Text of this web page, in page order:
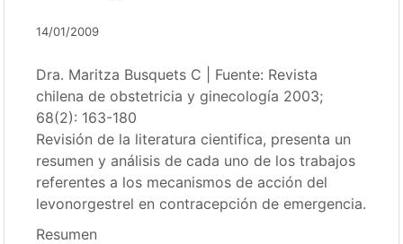
14/01/2009
Dra. Maritza Busquets C | Fuente: Revista
chilena de obstetricia y ginecología 2003;
68(2): 163-180
Revisión de la literatura cientifica, presenta un
resumen y análisis de cada uno de los trabajos
referentes a los mecanismos de acción del
levonorgestrel en contracepción de emergencia.
Resumen